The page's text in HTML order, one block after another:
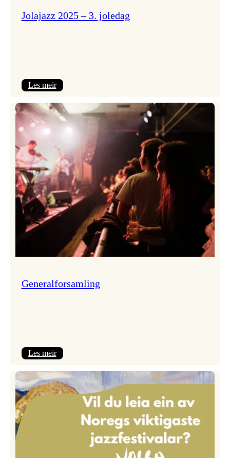
Jolajazz 2025 – 3. joledag
Les meir:
2025
–
joledag
Generalforsamling
Les meir: